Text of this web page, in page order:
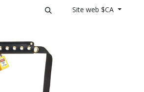
Site web $CA